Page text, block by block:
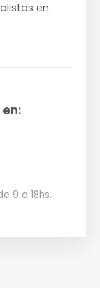
en
9 a 18hs.